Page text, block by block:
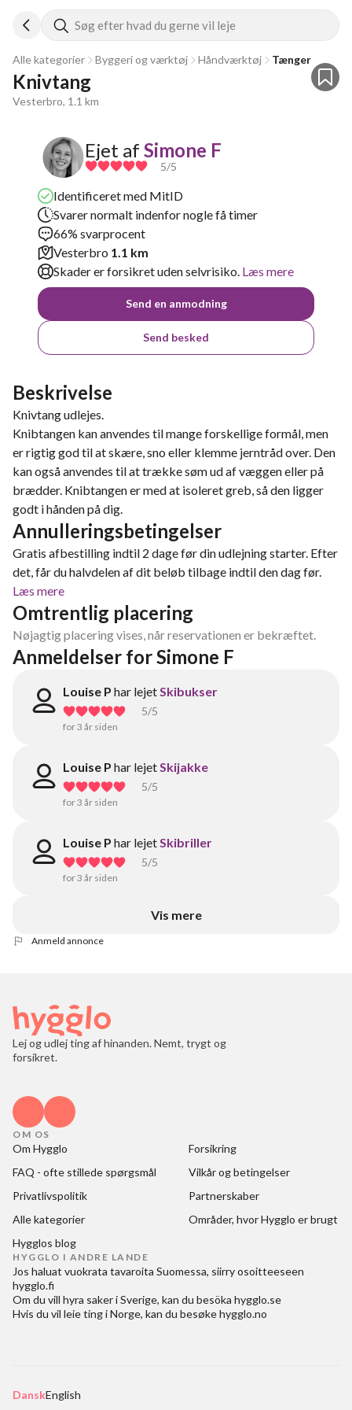
Søg efter hvad du gerne vil leje
Alle kategorier Byggeri og værktøj Håndværktøj Tænger
Knivtang
Vesterbro, 1.1 km
Ejet af Simone F
5/5
Identificeret med MitID
Svarer normalt indenfor nogle få timer
66% svarprocent
Vesterbro 1.1 km
Skader er forsikret uden selvrisiko. Læs mere
Send en anmodning
Send besked
Beskrivelse
Knivtang udlejes.
Knibtangen kan anvendes til mange forskellige formål, men
er rigtig god til at skære, sno eller klemme jerntråd over. Den
kan også anvendes til at trække søm ud af væggen eller på
brædder. Knibtangen er med at isoleret greb, så den ligger
godt i hånden på dig.
Annulleringsbetingelser
Gratis afbestilling indtil 2 dage før din udlejning starter. Efter
det, får du halvdelen af dit beløb tilbage indtil den dag før.
Læs mere
Omtrentlig placering
Nøjagtig placering vises, når reservationen er bekræftet.
Anmeldelser for Simone F
Louise P har lejetSkibukser
5/5
for 3 år siden
Louise P har lejetSkijakke
5/5
for 3 år siden
Louise P har lejetSkibriller
5/5
for 3 år siden
Vis mere
Anmeld annonce
Lej og udlej ting af hinanden. Nemt, trygt og
forsikret.
OM OS
Om Hygglo
Forsikring
FAQ - ofte stillede spørgsmål
Vilkår og betingelser
Privatlivspolitik
Partnerskaber
Alle kategorier
Områder, hvor Hygglo er brugt
Hygglos blog
HYGGLO I ANDRE LANDE
Jos haluat vuokrata tavaroita Suomessa, siirry osoitteeseen
hygglo.fi
Om du vill hyra saker i Sverige, kan du besöka hygglo.se
Hvis du vil leie ting i Norge, kan du besøkehygglo.no
DanskEnglish